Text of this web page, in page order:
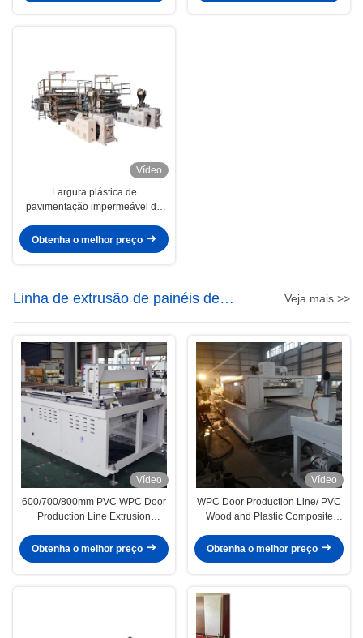
Vídeo
Largura plástica de
pavimentação impermeável da
placa
Obtenha o melhor preço
Linha de extrusão de painéis de
portas WPC
Veja mais >>
Vídeo
600/700/800mm PVC WPC Door
Production Line Extrusion
Frame Profile Door Hot Stamping
Obtenha o melhor preço
Vídeo
WPC Door Production Line/ PVC
Wood and Plastic Composite
Machine /WPC Door Extrusion
Obtenha o melhor preço